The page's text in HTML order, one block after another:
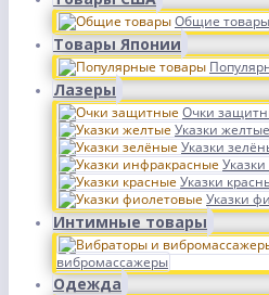
Общие товары
Товары Японии
Лазеры
Очки
Указки желтые
Указки
Указки
Указки
Интимные товары
вибромассажеры
Одежда